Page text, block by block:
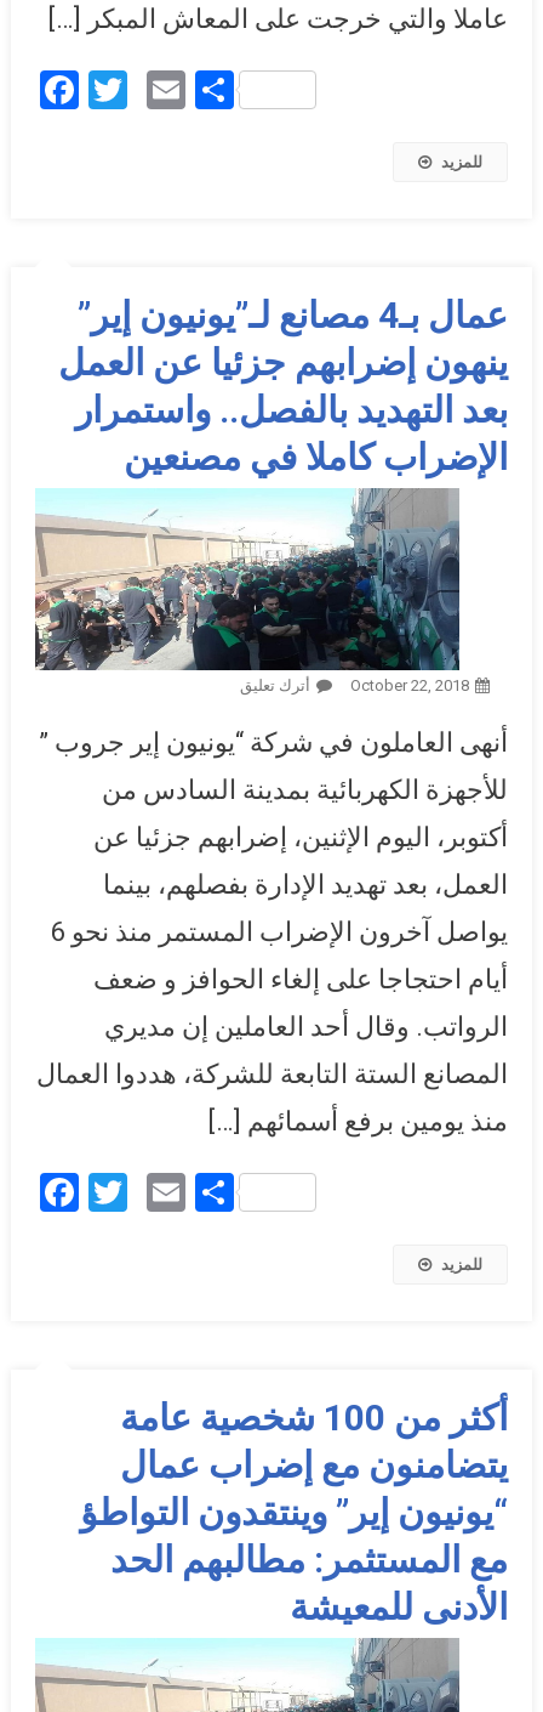
عاملا والتي خرجت على المعاش المبكر […]
Facebook
Twitter
EmailShare
للمزيد
عمال بـ4 مصانع لـ”يونيون إير”
ينهون إضرابهم جزئيا عن العمل
بعد التهديد بالفصل.. واستمرار
الإضراب كاملا في مصنعين
October 22, 2018 أترك تعليق
العمل بعد التهديد بالفصل..
مصنعين
أنهى العاملون في شركة “يونيون إير جروب ”
للأجهزة الكهربائية بمدينة السادس من
أكتوبر، اليوم الإثنين، إضرابهم جزئيا عن
العمل، بعد تهديد الإدارة بفصلهم، بينما
يواصل آخرون الإضراب المستمر منذ نحو 6
أيام احتجاجا على إلغاء الحوافز و ضعف
الرواتب. وقال أحد العاملين إن مديري
المصانع الستة التابعة للشركة، هددوا العمال
منذ يومين برفع أسمائهم […]
Facebook
Twitter
EmailShare
للمزيد
أكثر من 100 شخصية عامة
يتضامنون مع إضراب عمال
“يونيون إير” وينتقدون التواطؤ
مع المستثمر: مطالبهم الحد
الأدنى للمعيشة